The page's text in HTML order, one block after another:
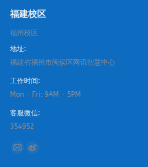
福建校区
福州校区
地址:
福建省福州市闽侯区网讯智慧中心
工作时间:
Mon - Fri: 9AM - 5PM
客服微信:
354952
找到我们：
MailWeibo